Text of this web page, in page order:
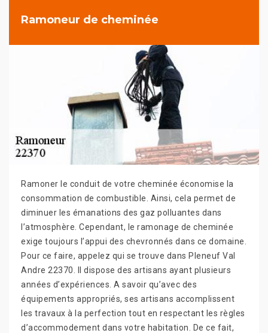
Ramoneur de cheminée
Ramoner le conduit de votre cheminée économise la
consommation de combustible. Ainsi, cela permet de
diminuer les émanations des gaz polluantes dans
l’atmosphère. Cependant, le ramonage de cheminée
exige toujours l’appui des chevronnés dans ce domaine.
Pour ce faire, appelez qui se trouve dans Pleneuf Val
Andre 22370. Il dispose des artisans ayant plusieurs
années d’expériences. A savoir qu’avec des
équipements appropriés, ses artisans accomplissent
les travaux à la perfection tout en respectant les règles
d’accommodement dans votre habitation. De ce fait,